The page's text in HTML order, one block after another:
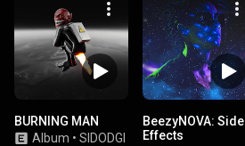
BURNING MAN
Album • SIDODGI
BeezyNOVA: Side
Effects